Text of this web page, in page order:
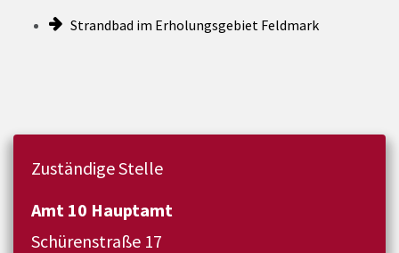
Strandbad im Erholungsgebiet Feldmark
Zuständige Stelle
Amt 10 Hauptamt
Schürenstraße 17